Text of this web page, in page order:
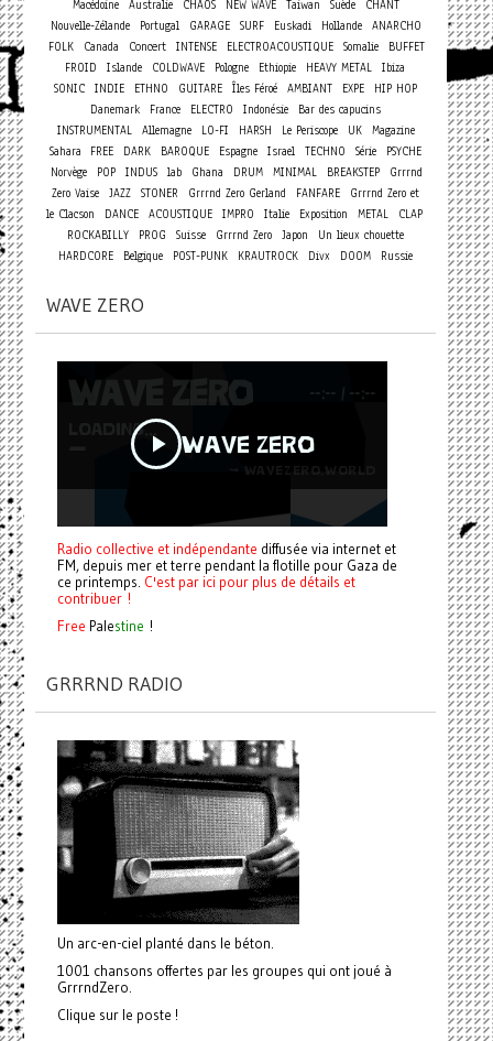
Macédoine Australie CHAOS NEW WAVE Taiwan Suède
CHANT
Nouvelle-Zélande
Portugal GARAGE SURF Euskadi Hollande
ANARCHO
FOLK
Canada Concert INTENSE ELECTROACOUSTIQUE Somalie
BUFFET
FROID
Islande COLDWAVE Pologne Ethiopie HEAVY METAL
Ibiza
SONIC INDIE ETHNO GUITARE Îles Féroé AMBIANT EXPE
HIP HOP
Danemark
France ELECTRO Indonésie
Bar des capucins
INSTRUMENTAL
Allemagne LO-FI HARSH Le Periscope UK
Magazine
Sahara
FREE DARK BAROQUE Espagne Israel TECHNO Série
PSYCHE
Norvège
POP INDUS lab Ghana DRUM MINIMAL BREAKSTEP
Grrrnd
Zero Vaise JAZZ STONER Grrrnd Zero Gerland FANFARE
Grrrnd Zero et
le Clacson
DANCE ACOUSTIQUE IMPRO Italie Exposition METAL
CLAP
ROCKABILLY
PROG Suisse Grrrnd Zero Japon
Un lieux chouette
HARDCORE
Belgique POST-PUNK KRAUTROCK Divx DOOM Russie
WAVE ZERO
Radio collective et indépendante diffusée via internet et
FM, depuis mer et terre pendant la flotille pour Gaza de
ce printemps. C'est par ici pour plus de détails et
contribuer !
Free Palestine !
GRRRND RADIO
Un arc-en-ciel planté dans le béton.
1001 chansons offertes par les groupes qui ont joué à
GrrrndZero.
Clique sur le poste !